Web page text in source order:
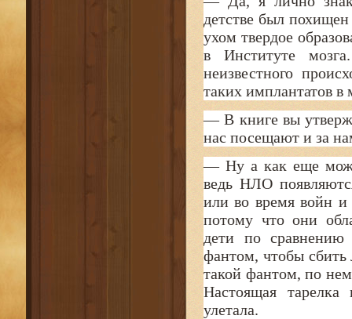
детстве был
ухом твердое
в Институте
неизвестного
таких имплантатов в
— В книге вы
нас посещают и за
— Ну а как еще
ведь НЛО
или во время войн
потому что они
дети по
фантом, чтобы сбить
такой фантом, по
Настоящая
улетала.